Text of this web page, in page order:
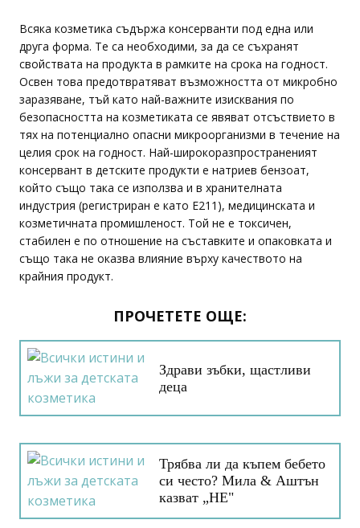
Всяка козметика съдържа консерванти под една или
друга форма. Те са необходими, за да се съхранят
свойствата на продукта в рамките на срока на годност.
Освен това предотвратяват възможността от микробно
заразяване, тъй като най-важните изисквания по
безопасността на козметиката се явяват отсъствието в
тях на потенциално опасни микроорганизми в течение на
целия срок на годност. Най-широкоразпространеният
консервант в детските продукти е натриев бензоат,
който също така се използва и в хранителната
индустрия (регистриран е като E211), медицинската и
козметичната промишленост. Той не е токсичен,
стабилен е по отношение на съставките и опаковката и
също така не оказва влияние върху качеството на
крайния продукт.
ПРОЧЕТЕТЕ ОЩЕ:
Здрави зъбки, щастливи
деца
Трябва ли да къпем бебето
си често? Мила & Аштън
казват „НЕ"